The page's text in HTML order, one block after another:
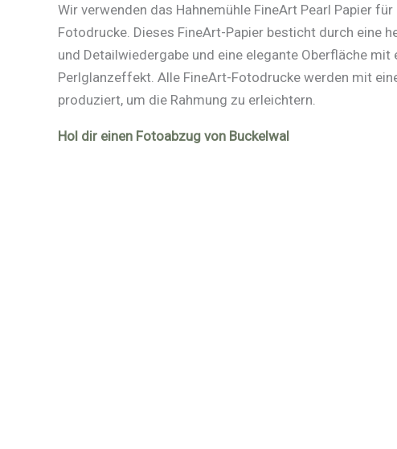
Wir verwenden das Hahnemühle FineArt Pearl Papier
Fotodrucke. Dieses FineArt-Papier besticht durch eine
und Detailwiedergabe und eine elegante Oberfläche mit
Perlglanzeffekt. Alle FineArt-Fotodrucke werden mit
produziert, um die Rahmung zu erleichtern.
Hol dir einen Fotoabzug von Buckelwal